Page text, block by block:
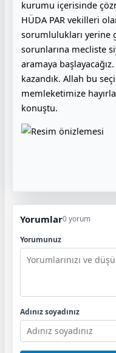
kurumu içerisinde
HÜDA PAR vekilleri
sorumlulukları yerine
sorunlarına mecliste
aramaya
kazandık. Allah bu
memleketimize
konuştu.
Yorumlar0 yorum
Yorumunuz
Adınız soyadınız